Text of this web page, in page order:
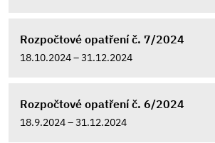
Rozpočtové opatření č. 7/2024
18.10.2024 – 31.12.2024
Rozpočtové opatření č. 6/2024
18.9.2024 – 31.12.2024